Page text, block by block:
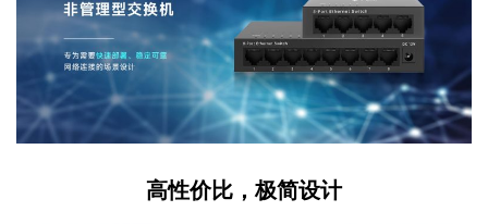
高性价比，极简设计